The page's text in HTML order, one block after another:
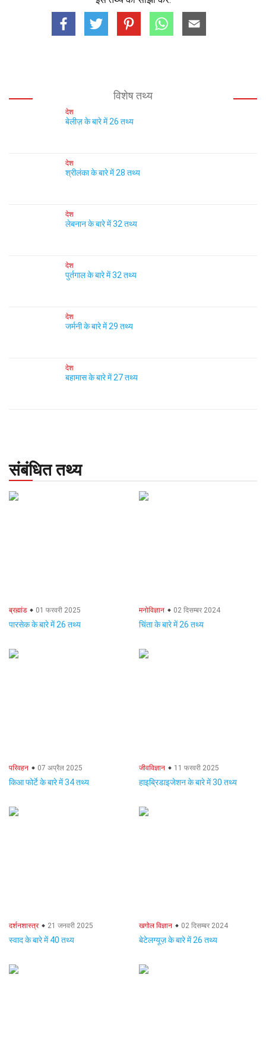
विशेष तथ्य
देश
बेलीज़ के बारे में 26 तथ्य
देश
श्रीलंका के बारे में 28 तथ्य
देश
लेबनान के बारे में 32 तथ्य
देश
पुर्तगाल के बारे में 32 तथ्य
देश
जर्मनी के बारे में 29 तथ्य
देश
बहामास के बारे में 27 तथ्य
संबंधित तथ्य
ब्रह्मांड 01 फरवरी 2025
पारसेक के बारे में 26 तथ्य
मनोविज्ञान 02 दिसम्बर 2024
चिंता के बारे में 26 तथ्य
परिवहन 07 अप्रैल 2025
किआ फोर्टे के बारे में 34 तथ्य
जीवविज्ञान 11 फरवरी 2025
हाइब्रिडाइजेशन के बारे में 30 तथ्य
दर्शनशास्त्र 21 जनवरी 2025
स्वाद के बारे में 40 तथ्य
खगोल विज्ञान 02 दिसम्बर 2024
बेटेलग्यूज़ के बारे में 26 तथ्य